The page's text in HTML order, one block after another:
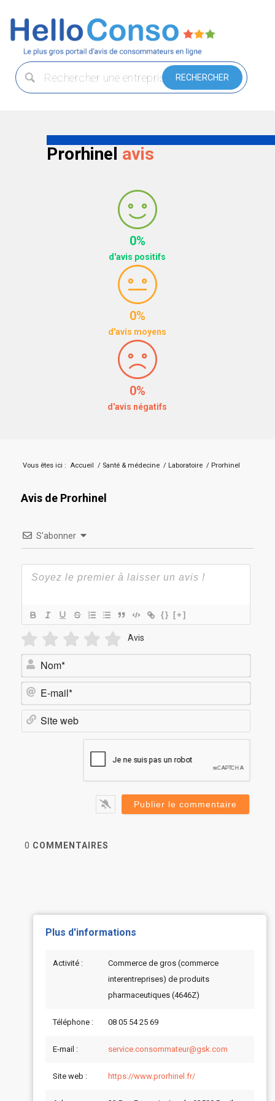
Prorhinel avis
0%
d'avis positifs
0%
d'avis moyens
0%
d'avis négatifs
Vous êtes ici : Accueil / Santé & médecine / Laboratoire / Prorhinel
Avis de Prorhinel
S’abonner
{} [+]
Avis
Nom*
E-
0 COMMENTAIRES
Plus d'informations
Activité :
Commerce de gros (commerce
interentreprises) de produits
pharmaceutiques (4646Z)
Téléphone : 08 05 54 25 69
E-mail : service.consommateur@gsk.com
Site web : https://www.prorhinel.fr/